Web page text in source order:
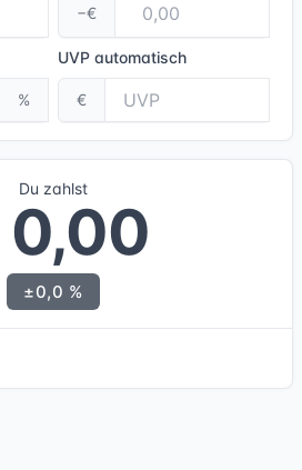
−€
%
UVP automatisch
€
Du zahlst
±0,0 %